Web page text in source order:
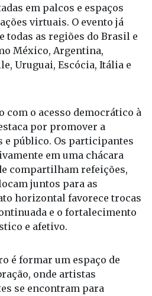
em palcos e espaços
virtuais. O evento já
todas as regiões do Brasil e
México, Argentina,
Uruguai, Escócia, Itália e
com o acesso democrático à
por promover a
público. Os participantes
em uma chácara
compartilham refeições,
juntos para as
horizontal favorece trocas
e o fortalecimento
e afetivo.
é formar um espaço de
onde artistas
se encontram para